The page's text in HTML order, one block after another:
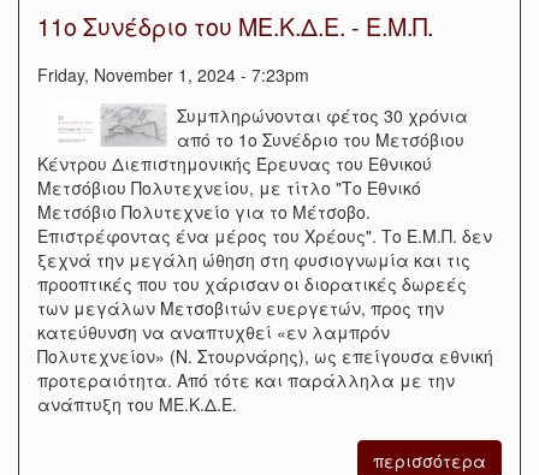
11ο Συνέδριο του ΜΕ.Κ.Δ.Ε. - Ε.Μ.Π.
Friday, November 1, 2024 - 7:23pm
Συμπληρώνονται φέτος 30 χρόνια
από το 1ο Συνέδριο του Μετσόβιου
Κέντρου Διεπιστημονικής Έρευνας του Εθνικού
Μετσόβιου Πολυτεχνείου, με τίτλο "Το Εθνικό
Μετσόβιο Πολυτεχνείο για το Μέτσοβο.
Επιστρέφοντας ένα μέρος του Χρέους". Το Ε.Μ.Π. δεν
ξεχνά την μεγάλη ώθηση στη φυσιογνωμία και τις
προοπτικές που του χάρισαν οι διορατικές δωρεές
των μεγάλων Μετσοβιτών ευεργετών, προς την
κατεύθυνση να αναπτυχθεί «εν λαμπρόν
Πολυτεχνείον» (Ν. Στουρνάρης), ως επείγουσα εθνική
προτεραιότητα. Από τότε και παράλληλα με την
ανάπτυξη του ΜΕ.Κ.Δ.Ε.
περισσότερα